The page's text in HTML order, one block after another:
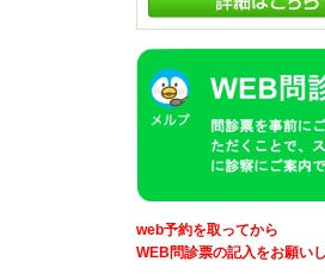
web予約を取ってから
WEB問診票の記入をお願い